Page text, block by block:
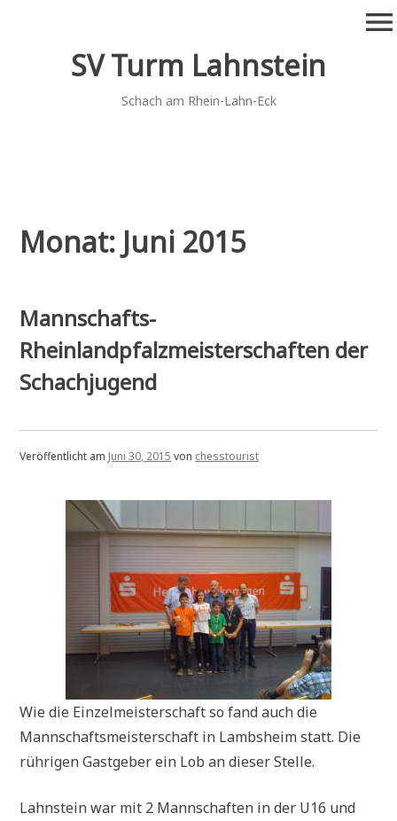
SV Turm Lahnstein
Schach am Rhein-Lahn-Eck
menu
Monat: Juni 2015
Mannschafts-
Rheinlandpfalzmeisterschaften der
Schachjugend
Veröffentlicht am Juni 30, 2015 von chesstourist
Wie die Einzelmeisterschaft so fand auch die
Mannschaftsmeisterschaft in Lambsheim statt. Die
rührigen Gastgeber ein Lob an dieser Stelle.
Lahnstein war mit 2 Mannschaften in der U16 und